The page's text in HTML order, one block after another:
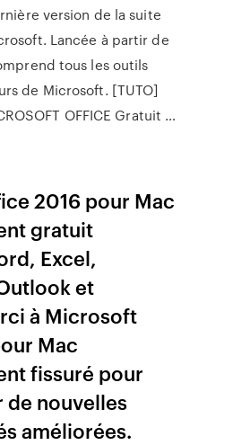
version de la suite
Lancée à partir de
tous les outils
de Microsoft. [TUTO]
OFFICE Gratuit …
2016 pour Mac
gratuit
Excel,
et
à Microsoft
Mac
fissuré pour
nouvelles
améliorées.